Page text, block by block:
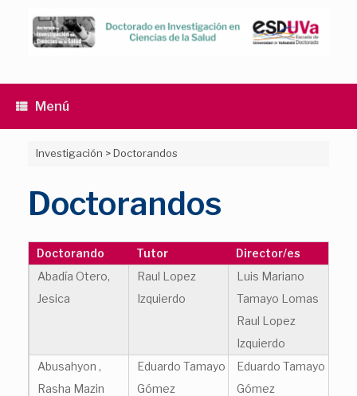
contenido
Menú
Investigación >Doctorandos
Doctorandos
Doctorando Tutor
Director/es
Abadía Otero,
Jesica
Raul Lopez
Izquierdo
Luis Mariano
Tamayo Lomas
Raul Lopez
Izquierdo
Abusahyon ,
Rasha Mazin
Eduardo Tamayo
Gómez
Eduardo Tamayo
Gómez